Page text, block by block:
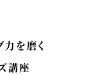
を磨く
講座